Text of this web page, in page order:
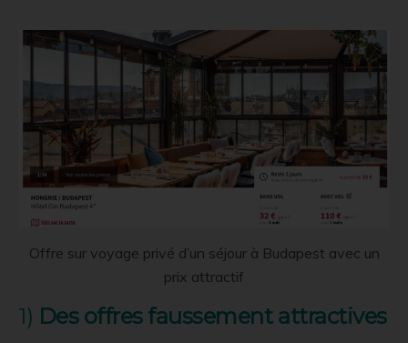
Offre sur voyage privé d’un séjour à Budapest avec un
prix attractif
1) Des offres faussement attractives